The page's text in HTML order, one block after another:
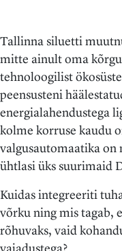
Tallinna siluetti
mitte ainult oma
tehnoloogilist
peensusteni
energialahendustega
kolme korruse kaudu
valgusautomaatika on
ühtlasi üks suurimaid
Kuidas integreeriti
võrku ning mis tagab,
rõhuvaks, vaid